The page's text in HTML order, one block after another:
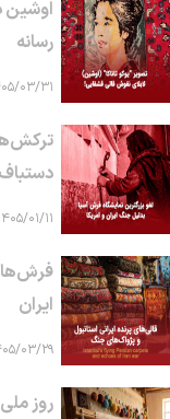
اوشین
رسانه
۱۴۰۵/
دستباف
۱۴۰۵/۰۱/
ایران
۱۴۰۵/۰۳/
روز